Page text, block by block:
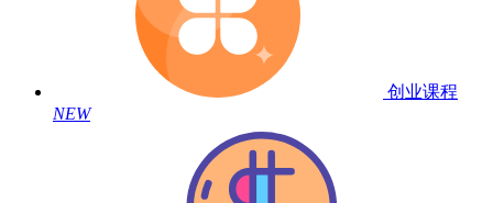
创业课程
NEW